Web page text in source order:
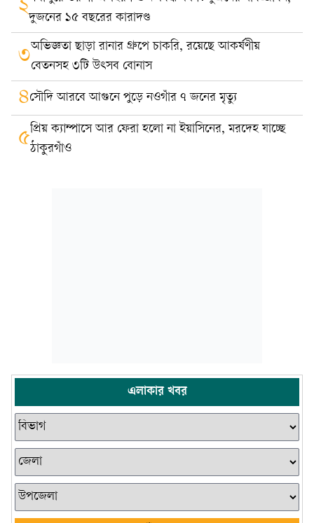
২দুজনের ১৫ বছরের কারাদণ্ড
৩অভিজ্ঞতা ছাড়া রানার গ্রুপে চাকরি, রয়েছে আকর্ষণীয়
বেতনসহ ৩টি উৎসব বোনাস
৪সৌদি আরবে আগুনে পুড়ে নওগাঁর ৭ জনের মৃত্যু
৫প্রিয় ক্যাম্পাসে আর ফেরা হলো না ইয়াসিনের, মরদেহ যাচ্ছে
ঠাকুরগাঁও
এলাকার খবর